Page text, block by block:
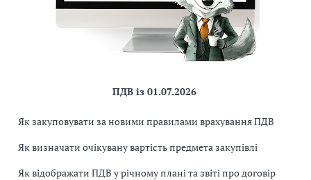
ПДВ із 01.07.2026
Як закуповувати за новими правилами врахування ПДВ
Як визначати очікувану вартість предмета закупівлі
Як відображати ПДВ у річному плані та звіті про договір